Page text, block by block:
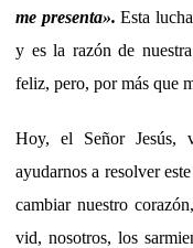
me presenta».Esta
y es la razón de
feliz, pero, por más que
Hoy, el Señor Jesús,
ayudarnos a resolver
cambiar nuestro
vid, nosotros, los